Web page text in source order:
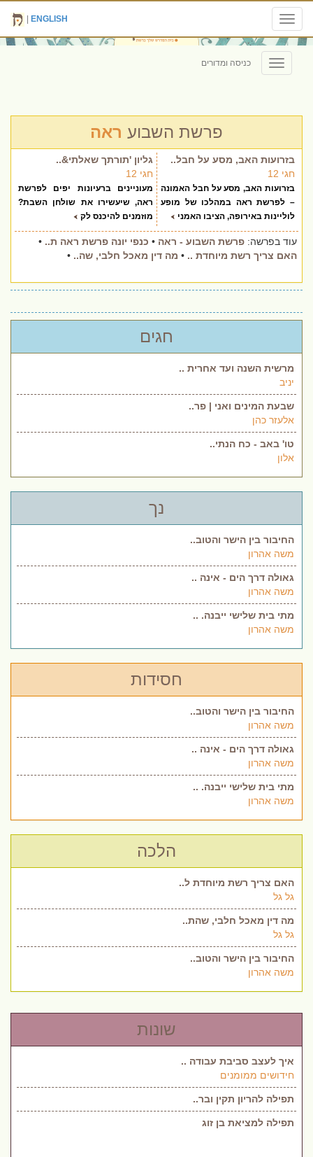
Toggle
navigation
ENGLISH
Toggle
navigation
כניסה ומדורים
פרשת השבוע ראה
בזרועות האב, מסע על חבל..
חגי 12
בזרועות האב, מסע על חבל האמונה
– לפרשת ראה במהלכו של מופע
לוליינות באירופה, הציבו האמני
גליון 'תורתך שאלתי&..
חגי 12
מעוניינים ברעיונות יפים לפרשת
ראה, שיעשירו את שולחן השבת?
מוזמנים להיכנס לק
עוד בפרשה: פרשת השבוע - ראה • כנפי יונה פרשת ראה ת.. •
האם צריך רשת מיוחדת .. • מה דין מאכל חלבי, שה.. •
חגים
מרשית השנה ועד אחרית ..
יניב
שבעת המינים ואני | פר..
אלעזר כהן
טו' באב - כח הנתי..
אלון
נך
החיבור בין הישר והטוב..
משה אהרון
גאולה דרך הים - אינה ..
משה אהרון
מתי בית שלישי ייבנה. ..
משה אהרון
חסידות
החיבור בין הישר והטוב..
משה אהרון
גאולה דרך הים - אינה ..
משה אהרון
מתי בית שלישי ייבנה. ..
משה אהרון
הלכה
האם צריך רשת מיוחדת ל..
גל גל
מה דין מאכל חלבי, שהת..
גל גל
החיבור בין הישר והטוב..
משה אהרון
שונות
איך לעצב סביבת עבודה ..
חידושים ממומנים
תפילה להריון תקין ובר..
תפילה למציאת בן זוג